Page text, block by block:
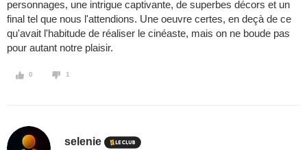
personnages, une intrigue captivante, de superbes décors et un
final tel que nous l'attendions. Une oeuvre certes, en deçà de ce
qu'avait l'habitude de réaliser le cinéaste, mais on ne boude pas
pour autant notre plaisir.
0 1
selenie